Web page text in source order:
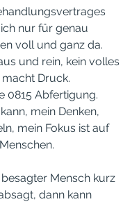
nur für genau
voll und ganz da.
und rein, kein volles
Druck.
0815 Abfertigung.
mein Denken,
mein Fokus ist auf
Mensch kurz
dann kann